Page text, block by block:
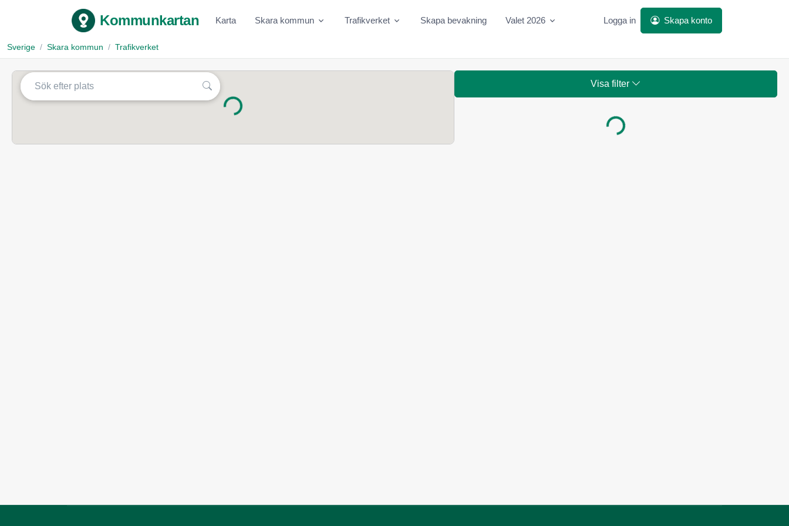
Kommunkartan Karta Skara kommun Trafikverket Skapa bevakning Valet 2026 Logga in Skapa konto
Sverige Skara kommun Trafikverket
Laddar... Visa filter
Laddar...